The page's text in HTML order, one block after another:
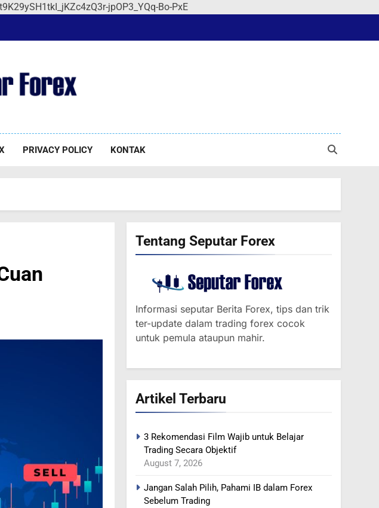
jpOP3_YQq-Bo-PxE
PRIVACY POLICY KONTAK
Tentang Seputar Forex
Informasi seputar Berita Forex, tips dan trik
ter-update dalam trading forex cocok
untuk pemula ataupun mahir.
Artikel Terbaru
3 Rekomendasi Film Wajib untuk Belajar
Trading Secara Objektif
August 7, 2026
Jangan Salah Pilih, Pahami IB dalam Forex
Sebelum Trading